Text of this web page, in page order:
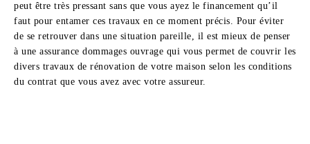
peut être très pressant sans que vous ayez le financement qu’il
faut pour entamer ces travaux en ce moment précis. Pour éviter
de se retrouver dans une situation pareille, il est mieux de penser
à une assurance dommages ouvrage qui vous permet de couvrir les
divers travaux de rénovation de votre maison selon les conditions
du contrat que vous avez avec votre assureur.